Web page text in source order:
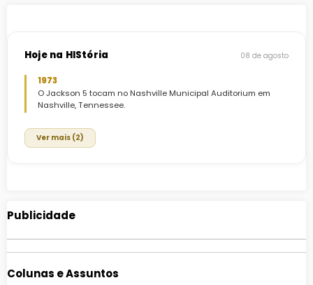
Hoje na HIStória 08 de agosto
1973
O Jackson 5 tocam no Nashville Municipal Auditorium em
Nashville, Tennessee.
Ver mais (2)
Publicidade
Colunas e Assuntos